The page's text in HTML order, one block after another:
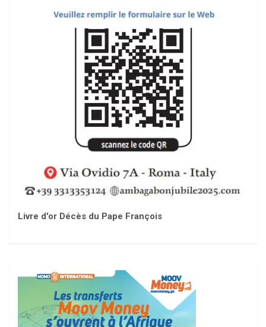
Livre d'or Décès du Pape François